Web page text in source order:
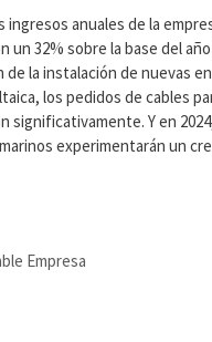
ingresos anuales de la
un 32% sobre la base del año
de la instalación de nuevas
los pedidos de cables
significativamente. Y en
experimentarán un
Empresa